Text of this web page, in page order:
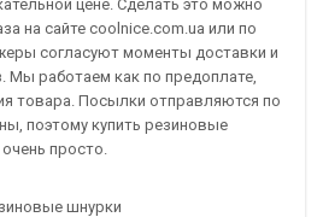
цене. Сделать это можно
на сайте coolnice.com.ua или по
согласуют моменты доставки и
Мы работаем как по предоплате,
товара. Посылки отправляются по
поэтому купить резиновые
просто.
шнурки